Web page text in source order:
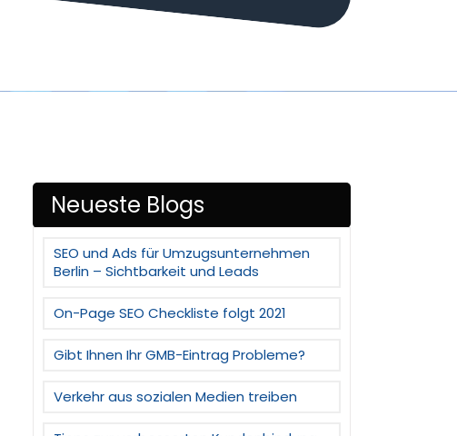
Neueste Blogs
SEO und Ads für Umzugsunternehmen
Berlin – Sichtbarkeit und Leads
On-Page SEO Checkliste folgt 2021
Gibt Ihnen Ihr GMB-Eintrag Probleme?
Verkehr aus sozialen Medien treiben